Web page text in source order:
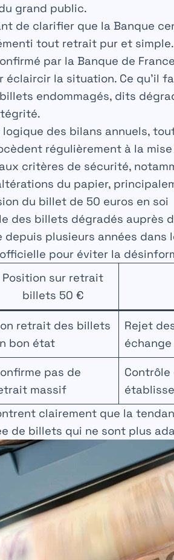
grand public.
de clarifier que la Banque
tout retrait pur et
par la Banque de
éclaircir la situation. Ce qu’il
endommagés, dits
logique des bilans annuels,
régulièrement à la
critères de sécurité,
du papier,
du billet de 50 euros en soi
des billets dégradés auprès
depuis plusieurs années dans
pour éviter la
Position sur retrait
billets 50 €
retrait des billets
bon état
Rejet
pas de
massif
clairement que la
de billets qui ne sont plus